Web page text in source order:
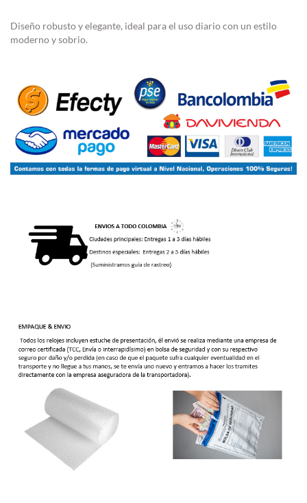
Diseño robusto y elegante, ideal para el uso diario con un estilo
moderno y sobrio.